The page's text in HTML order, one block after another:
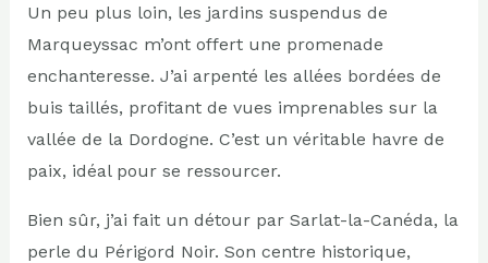
Un peu plus loin, les jardins suspendus de
Marqueyssac m’ont offert une promenade
enchanteresse. J’ai arpenté les allées bordées de
buis taillés, profitant de vues imprenables sur la
vallée de la Dordogne. C’est un véritable havre de
paix, idéal pour se ressourcer.
Bien sûr, j’ai fait un détour par Sarlat-la-Canéda, la
perle du Périgord Noir. Son centre historique,